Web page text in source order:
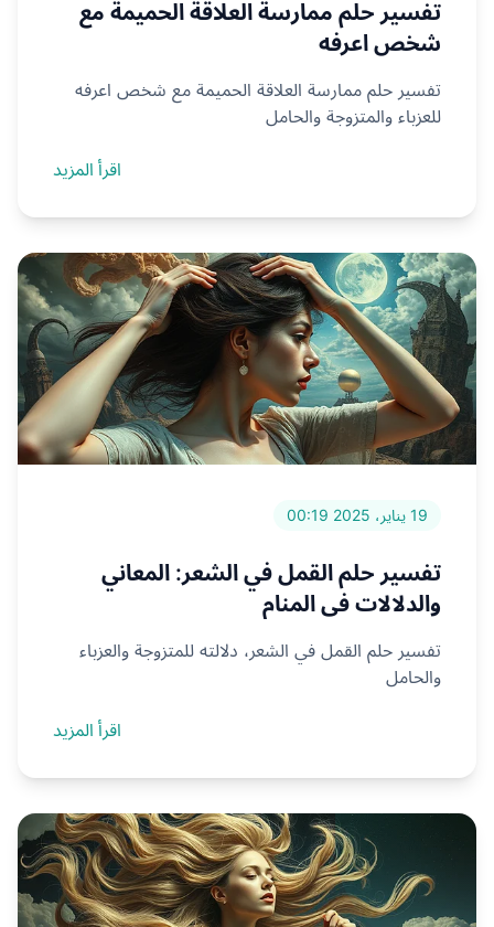
تفسير حلم ممارسة العلاقة الحميمة مع
شخص اعرفه
تفسير حلم ممارسة العلاقة الحميمة مع شخص اعرفه
للعزباء والمتزوجة والحامل
اقرأ المزيد
19 يناير، 2025 00:19
تفسير حلم القمل في الشعر: المعاني
والدلالات في المنام
تفسير حلم القمل في الشعر، دلالته للمتزوجة والعزباء
والحامل
اقرأ المزيد